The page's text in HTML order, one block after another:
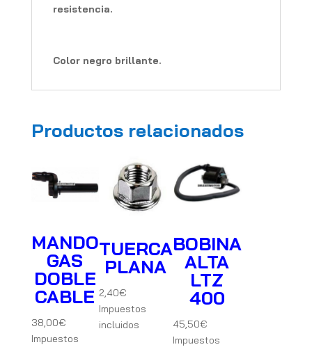
resistencia.
Color negro brillante.
Productos relacionados
MANDO
GAS
DOBLE
CABLE
38,00€
Impuestos
TUERCA
PLANA
2,40€
Impuestos
incluidos
BOBINA
ALTA
LTZ
400
45,50€
Impuestos